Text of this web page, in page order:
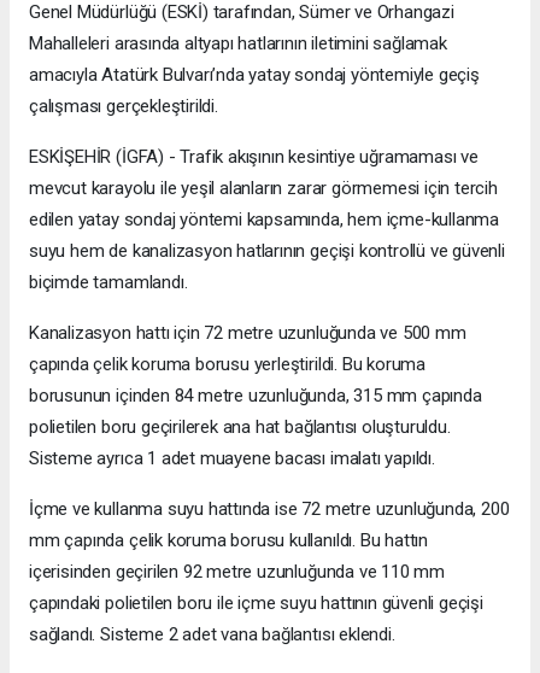
Genel Müdürlüğü (ESKİ) tarafından, Sümer ve Orhangazi
Mahalleleri arasında altyapı hatlarının iletimini sağlamak
amacıyla Atatürk Bulvarı’nda yatay sondaj yöntemiyle geçiş
çalışması gerçekleştirildi.
ESKİŞEHİR (İGFA) - Trafik akışının kesintiye uğramaması ve
mevcut karayolu ile yeşil alanların zarar görmemesi için tercih
edilen yatay sondaj yöntemi kapsamında, hem içme-kullanma
suyu hem de kanalizasyon hatlarının geçişi kontrollü ve güvenli
biçimde tamamlandı.
Kanalizasyon hattı için 72 metre uzunluğunda ve 500 mm
çapında çelik koruma borusu yerleştirildi. Bu koruma
borusunun içinden 84 metre uzunluğunda, 315 mm çapında
polietilen boru geçirilerek ana hat bağlantısı oluşturuldu.
Sisteme ayrıca 1 adet muayene bacası imalatı yapıldı.
İçme ve kullanma suyu hattında ise 72 metre uzunluğunda, 200
mm çapında çelik koruma borusu kullanıldı. Bu hattın
içerisinden geçirilen 92 metre uzunluğunda ve 110 mm
çapındaki polietilen boru ile içme suyu hattının güvenli geçişi
sağlandı. Sisteme 2 adet vana bağlantısı eklendi.